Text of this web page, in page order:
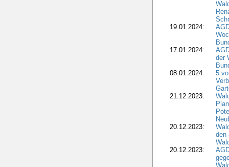
19.01.2024:
17.01.2024:
der
08.01.2024:
5
21.12.2023:
20.12.2023:
den
20.12.2023: